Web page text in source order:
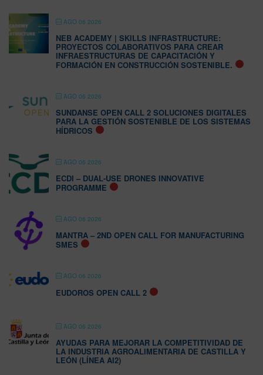
AGO 06 2026
NEB ACADEMY | SKILLS INFRASTRUCTURE:
PROYECTOS COLABORATIVOS PARA CREAR
INFRAESTRUCTURAS DE CAPACITACIÓN Y
FORMACIÓN EN CONSTRUCCIÓN SOSTENIBLE.
AGO 06 2026
SUNDANSE OPEN CALL 2 SOLUCIONES DIGITALES
PARA LA GESTIÓN SOSTENIBLE DE LOS SISTEMAS
HÍDRICOS
AGO 06 2026
ECDI – DUAL-USE DRONES INNOVATIVE
PROGRAMME
AGO 06 2026
MANTRA – 2ND OPEN CALL FOR MANUFACTURING
SMES
AGO 06 2026
EUDOROS OPEN CALL 2
AGO 06 2026
AYUDAS PARA MEJORAR LA COMPETITIVIDAD DE
LA INDUSTRIA AGROALIMENTARIA DE CASTILLA Y
LEÓN (LÍNEA AI2)